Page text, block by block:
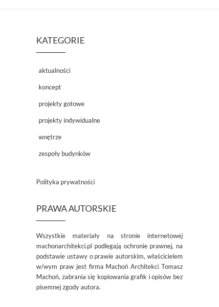
KATEGORIE
aktualności
koncept
projekty gotowe
projekty indywidualne
wnętrze
zespoły budynków
Polityka prywatności
PRAWA AUTORSKIE
Wszystkie materiały na stronie internetowej
machonarchitekci.pl podlegają ochronie prawnej, na
podstawie ustawy o prawie autorskim, właścicielem
w/wym praw jest firma Machoń Architekci Tomasz
Machoń, zabrania się kopiowania grafik i opisów bez
pisemnej zgody autora.